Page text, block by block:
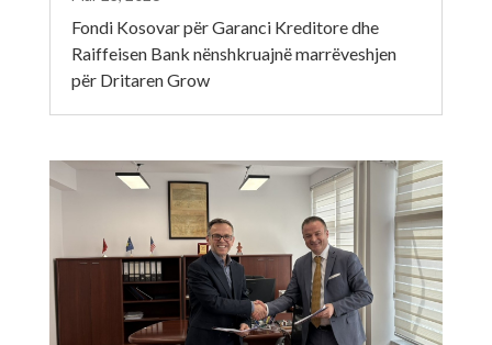
Fondi Kosovar për Garanci Kreditore dhe
Raiffeisen Bank nënshkruajnë marrëveshjen
për Dritaren Grow